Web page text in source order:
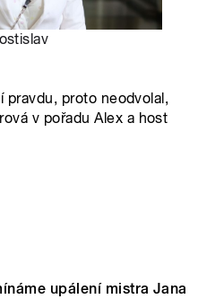
pravdu, proto neodvolal,
v pořadu Alex a host
upálení mistra Jana